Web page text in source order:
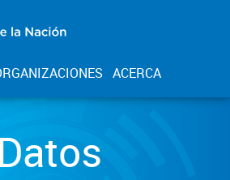
ACERCA
Datos